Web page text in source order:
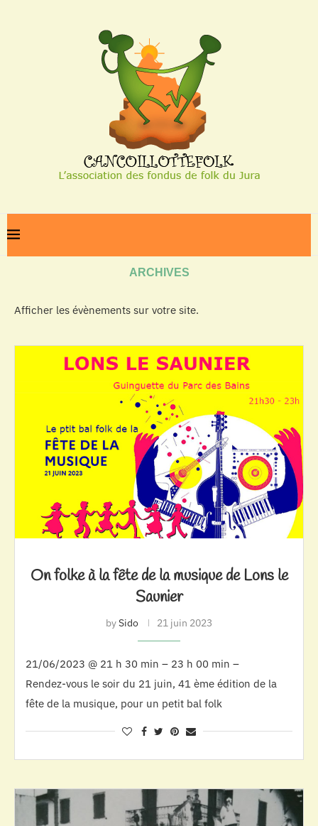
ARCHIVES
Afficher les évènements sur votre site.
On folke à la fête de la musique de Lons le
Saunier
bySido 21 juin 2023
21/06/2023 @ 21 h 30 min – 23 h 00 min –
Rendez-vous le soir du 21 juin, 41 ème édition de la
fête de la musique, pour un petit bal folk